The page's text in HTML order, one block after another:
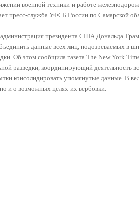
военной техники и работе
пресс-служба УФСБ России по Самарской
президента США Дональда
данные всех лиц, подозреваемых в
Об этом сообщила газета The New York
разведки, координирующий
консолидировать упомянутые данные. В
и о возможных целях их вербовки.